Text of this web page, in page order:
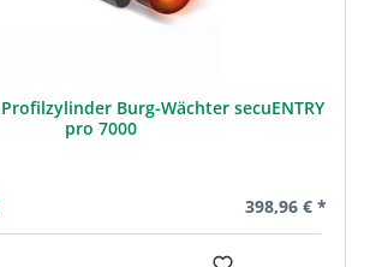
Burg-Wächter secuENTRY
pro 7000
Regulärer
398,96 € *